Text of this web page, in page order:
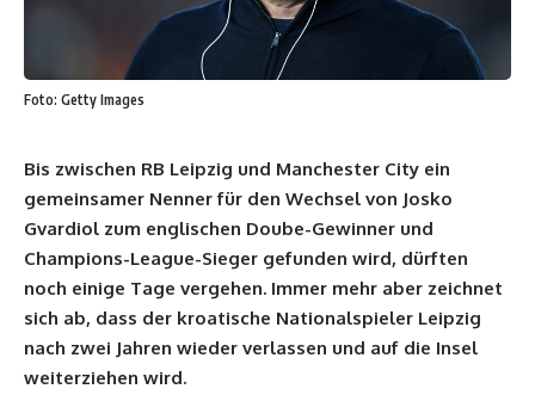
Foto: Getty Images
Bis zwischen RB Leipzig und Manchester City ein
gemeinsamer Nenner für den Wechsel von Josko
Gvardiol zum englischen Doube-Gewinner und
Champions-League-Sieger gefunden wird, dürften
noch einige Tage vergehen. Immer mehr aber zeichnet
sich ab, dass der kroatische Nationalspieler Leipzig
nach zwei Jahren wieder verlassen und auf die Insel
weiterziehen wird.